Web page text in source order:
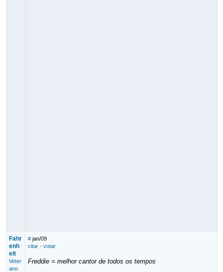
Fahr
enh
eit
Veter
ano
# jan/09
citar· votar
Freddie = melhor cantor de todos os tempos